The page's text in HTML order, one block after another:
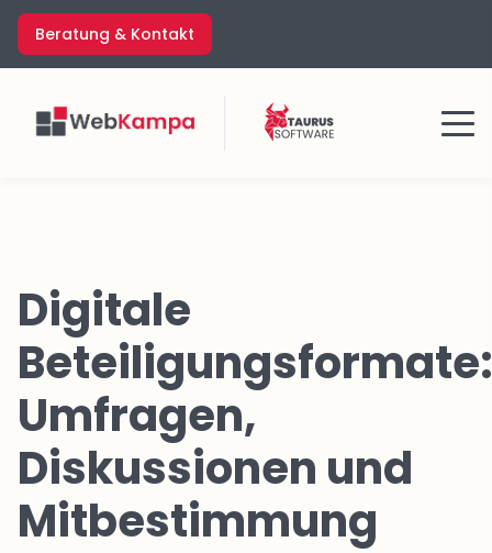
Zum
Inhalt
springen
Beratung & Kontakt
Menü
Digitale
Beteiligungsformate:
Umfragen,
Diskussionen und
Mitbestimmung